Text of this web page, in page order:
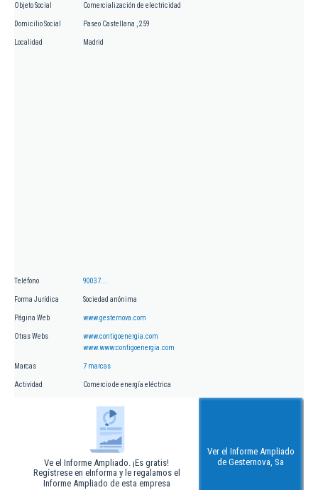
Objeto Social Comercialización de electricidad
Domicilio Social Paseo Castellana , 259
Localidad Madrid
Teléfono 90037...
Forma Jurídica Sociedad anónima
Página Web www.gesternova.com
Otras Webs
www.contigoenergia.com
www.www:contigoenergia.com
Marcas 7 marcas
Actividad Comercio de energía eléctrica
Ve el Informe Ampliado. ¡Es gratis!
Regístrese en eInforma y le regalamos el
Informe Ampliado de esta empresa
Ver el Informe Ampliado
de Gesternova, Sa